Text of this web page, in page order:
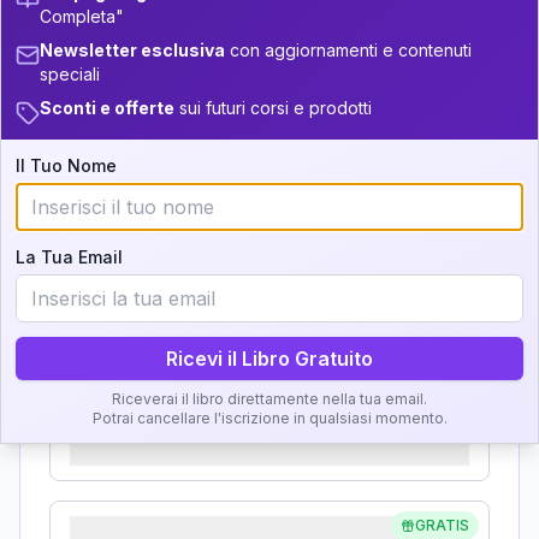
18.5-19 +2 6 38.5-39
Analisi, Significato e
GRATIS
Zona del Ritratto
Importanza:
Karma Genitore-Figlio
GRATIS
Completa"
Newsletter esclusiva con aggiornamenti e contenuti
speciali
Sconti e offerte sui futuri corsi e prodotti
Il Tuo Nome
La Tua Email
Ricevi il Libro Gratuito
Riceverai il libro direttamente nella tua email.
Potrai cancellare l'iscrizione in qualsiasi momento.